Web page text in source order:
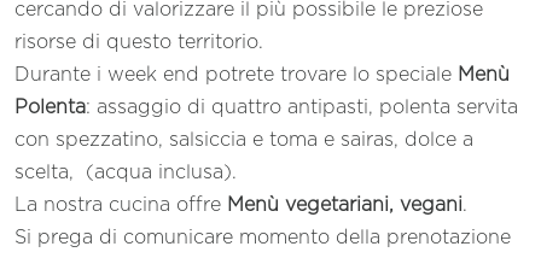
cercando di valorizzare il più possibile le preziose
risorse di questo territorio.
Durante i week end potrete trovare lo speciale Menù
Polenta: assaggio di quattro antipasti, polenta servita
con spezzatino, salsiccia e toma e sairas, dolce a
scelta, (acqua inclusa).
La nostra cucina offre Menù vegetariani, vegani.
Si prega di comunicare momento della prenotazione